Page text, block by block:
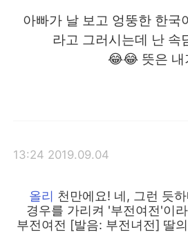
Français Deutsch
한국어
Türkçe
Português
아빠가 날 보고 엉뚱한 한국
라고 그러시는데 난 속
뜻은 내
2019.09.04 13:24
천만에요! 네, 그런 듯
경우를 가리켜 '부전여전'이
부전여전 [발음: 부전녀전] 딸